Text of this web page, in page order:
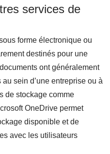
services de
forme électronique ou
destinés pour une
ont généralement
sein d’une entreprise ou à
de stockage comme
OneDrive permet
disponible et de
avec les utilisateurs